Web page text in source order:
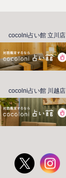
cocolni占い館 立川店
cocolni占い館 川越店